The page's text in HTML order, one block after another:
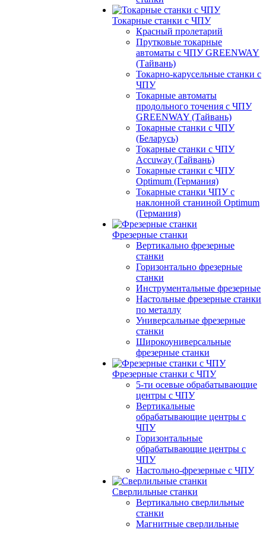
Токарные станки с ЧПУ
Красный пролетарий
Прутковые токарные
автоматы с ЧПУ GREENWAY
(Тайвань)
Токарно-карусельные станки с
ЧПУ
Токарные автоматы
продольного точения с ЧПУ
GREENWAY (Тайвань)
Токарные станки с ЧПУ
(Беларусь)
Токарные станки с ЧПУ
Accuway (Тайвань)
Токарные станки с ЧПУ
Optimum (Германия)
Токарные станки ЧПУ с
наклонной станиной Optimum
(Германия)
Фрезерные станки
Вертикально фрезерные
станки
Горизонтально фрезерные
станки
Инструментальные фрезерные
Настольные фрезерные станки
по металлу
Универсальные фрезерные
станки
Широкоуниверсальные
фрезерные станки
Фрезерные станки с ЧПУ
5-ти осевые обрабатывающие
центры с ЧПУ
Вертикальные
обрабатывающие центры с
ЧПУ
Горизонтальные
обрабатывающие центры с
ЧПУ
Настольно-фрезерные с ЧПУ
Сверлильные станки
Вертикально сверлильные
станки
Магнитные сверлильные